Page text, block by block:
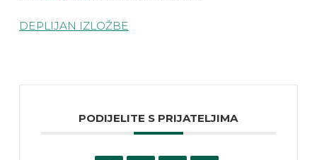
DEPLIJAN IZLOŽBE
PODIJELITE S PRIJATELJIMA